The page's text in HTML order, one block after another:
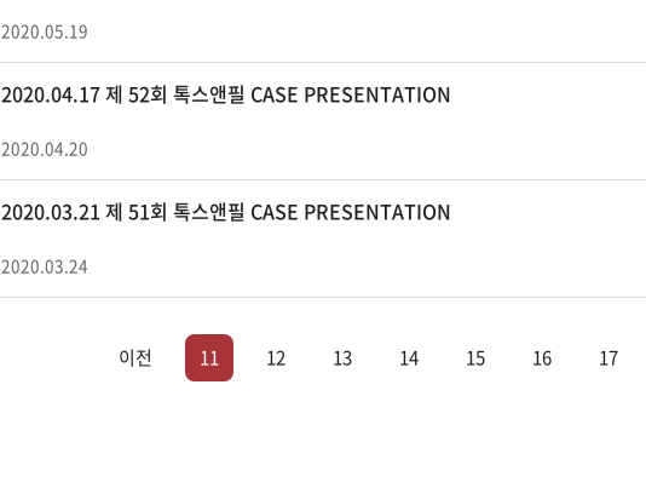
2020.05.19
2020.04.17 제 52회 톡스앤필 CASE PRESENTATION
2020.04.20
2020.03.21 제 51회 톡스앤필 CASE PRESENTATION
2020.03.24
이전 11 12 13 14 15 16 17